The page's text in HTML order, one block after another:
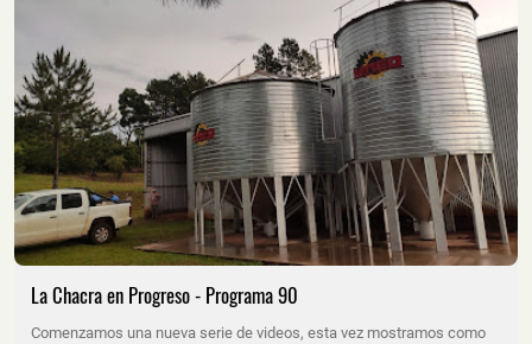
La Chacra en Progreso - Programa 90
Comenzamos una nueva serie de videos, esta vez mostramos como